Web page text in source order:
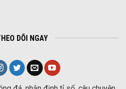
DÕI NGAY